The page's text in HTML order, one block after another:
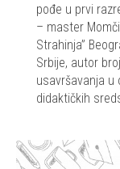
pođe u prvi
– master
Strahinja”
Srbije, autor
usavršavanja u
didaktičkih